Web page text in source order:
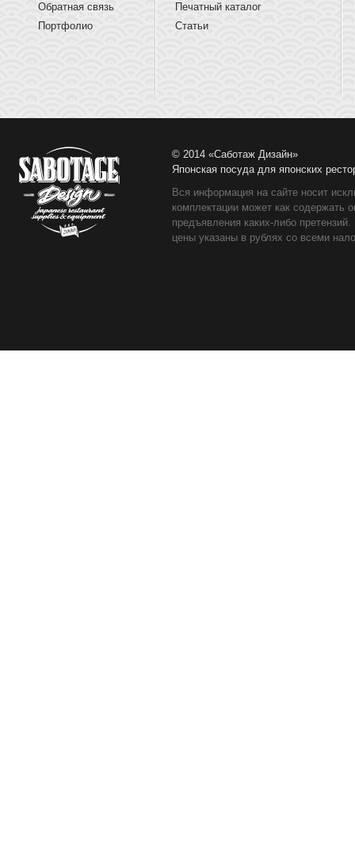
Обратная связь
Портфолио
Печатный каталог
Статьи
© 2014 «Саботаж Дизайн»
Японская посуда для японских
Вся информация на сайте носит
комплектации может как содержать
предъявления каких-либо
цены указаны в рублях со всеми